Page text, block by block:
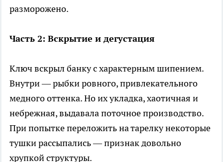
разморожено.
Часть 2: Вскрытие и дегустация
Ключ вскрыл банку с характерным шипением.
Внутри — рыбки ровного, привлекательного
медного оттенка. Но их укладка, хаотичная и
небрежная, выдавала поточное производство.
При попытке переложить на тарелку некоторые
тушки рассыпались — признак довольно
хрупкой структуры.